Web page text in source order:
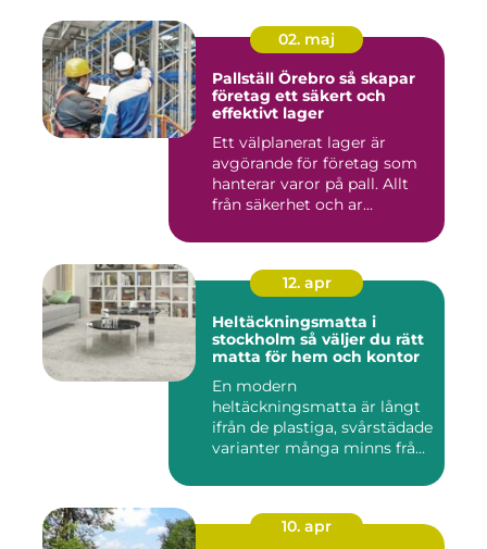
02. maj
Pallställ Örebro så skapar
företag ett säkert och
effektivt lager
Ett välplanerat lager är
avgörande för företag som
hanterar varor på pall. Allt
från säkerhet och ar...
12. apr
Heltäckningsmatta i
stockholm så väljer du rätt
matta för hem och kontor
En modern
heltäckningsmatta är långt
ifrån de plastiga, svårstädade
varianter många minns från
10. apr